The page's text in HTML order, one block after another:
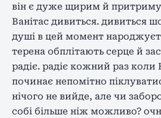
він є дуже щирим й
Ванітас дивиться. дивиться
душі в цей момент
терена обплітають серце й
радіє. радіє кожний раз коли
починає непомітно
нічого не вийде, але чи
собі більше ніж можливо?